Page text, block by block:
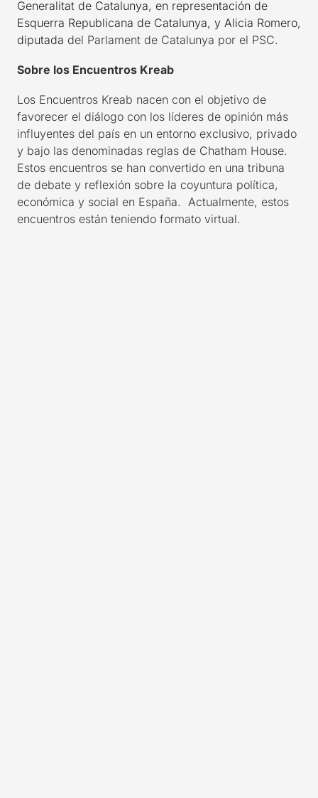
Generalitat de Catalunya, en representación de
Esquerra Republicana de Catalunya, y Alicia Romero,
diputada del Parlament de Catalunya por el PSC.
Sobre los Encuentros Kreab
Los Encuentros Kreab nacen con el objetivo de
favorecer el diálogo con los líderes de opinión más
influyentes del país en un entorno exclusivo, privado
y bajo las denominadas reglas de Chatham House.
Estos encuentros se han convertido en una tribuna
de debate y reflexión sobre la coyuntura política,
económica y social en España. Actualmente, estos
encuentros están teniendo formato virtual.